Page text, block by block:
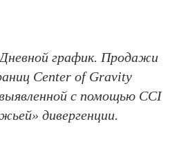
график. Продажи
Center of Gravity
с помощью CCI
дивергенции.